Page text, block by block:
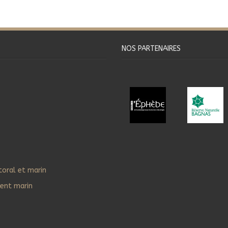
et marin
marin
NOS PARTENAIRES